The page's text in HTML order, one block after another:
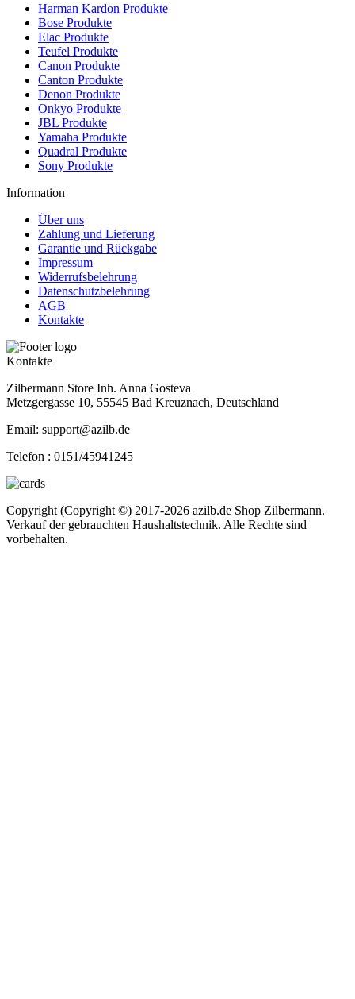
Harman Kardon Produkte
Bose Produkte
Elac Produkte
Teufel Produkte
Canon Produkte
Canton Produkte
Denon Produkte
Onkyo Produkte
JBL Produkte
Yamaha Produkte
Quadral Produkte
Sony Produkte
Information
Über uns
Zahlung und Lieferung
Garantie und Rückgabe
Impressum
Widerrufsbelehrung
Datenschutzbelehrung
AGB
Kontakte
Kontakte
Zilbermann Store Inh. Anna Gosteva
Metzgergasse 10, 55545 Bad Kreuznach, Deutschland
Email: support@azilb.de
Telefon : 0151/45941245
Copyright (Copyright ©) 2017-2026 azilb.de Shop Zilbermann.
Verkauf der gebrauchten Haushaltstechnik. Alle Rechte sind
vorbehalten.